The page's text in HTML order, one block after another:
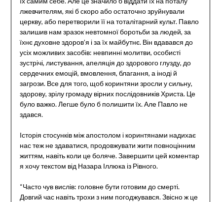
лжевчителям, які б скоро або остаточно зруйнували
церкву, або перетворили її на тоталітарний культ. Павло
залишив нам зразок невтомної боротьби за людей, за
їхнє духовне здоров’я і за їх майбутнє. Він вдавався до
усіх можливих засобів: невпинні молитви, особисті
зустрічі, листування, апеляція до здорового глузду, до
сердечних емоцій, вмовлення, благання, а іноді й
загрози. Все для того, щоб коринтяни зросли у сильну,
здорову, зрілу громаду вірних послідовників Христа. Це
було важко. Легше було б полишити їх. Але Павло не
здався.
Історія стосунків між апостолом і коринтянами надихає
нас теж не здаватися, продовжувати жити повноцінним
життям, навіть коли це боляче. Завершити цей коментар
я хочу текстом від Назара Іллюка із Рівного.
“Часто чув вислів: головне бути готовим до смерті.
Довгий час навіть трохи з ним погоджувався. Звісно ж це